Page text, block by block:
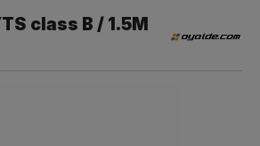
class B / 1.5M